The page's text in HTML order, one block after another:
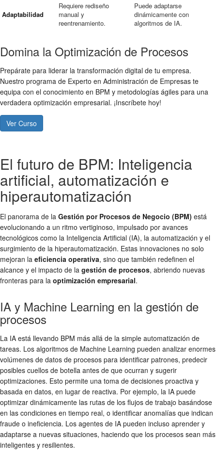
Adaptabilidad
Requiere rediseño
manual y
reentrenamiento.
Puede adaptarse
dinámicamente con
algoritmos de IA.
Domina la Optimización de Procesos
Prepárate para liderar la transformación digital de tu empresa.
Nuestro programa de Experto en Administración de Empresas te
equipa con el conocimiento en BPM y metodologías ágiles para una
verdadera optimización empresarial. ¡Inscríbete hoy!
Ver Curso
El futuro de BPM: Inteligencia
artificial, automatización e
hiperautomatización
El panorama de la Gestión por Procesos de Negocio (BPM) está
evolucionando a un ritmo vertiginoso, impulsado por avances
tecnológicos como la Inteligencia Artificial (IA), la automatización y el
surgimiento de la hiperautomatización. Estas innovaciones no solo
mejoran la eficiencia operativa, sino que también redefinen el
alcance y el impacto de la gestión de procesos, abriendo nuevas
fronteras para la optimización empresarial.
IA y Machine Learning en la gestión de
procesos
La IA está llevando BPM más allá de la simple automatización de
tareas. Los algoritmos de Machine Learning pueden analizar enormes
volúmenes de datos de procesos para identificar patrones, predecir
posibles cuellos de botella antes de que ocurran y sugerir
optimizaciones. Esto permite una toma de decisiones proactiva y
basada en datos, en lugar de reactiva. Por ejemplo, la IA puede
optimizar dinámicamente las rutas de los flujos de trabajo basándose
en las condiciones en tiempo real, o identificar anomalías que indican
fraude o ineficiencia. Los agentes de IA pueden incluso aprender y
adaptarse a nuevas situaciones, haciendo que los procesos sean más
inteligentes y resilientes.